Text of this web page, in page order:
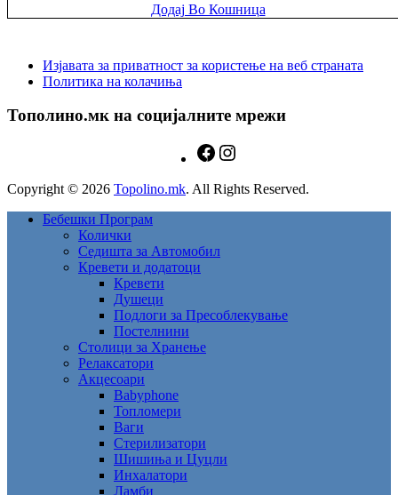
Додај Во Кошница
Изјавата за приватност за користење на веб страната
Политика на колачиња
Тополино.мк на социјалните мрежи
Facebook
Copyright © 2026 Topolino.mk. All Rights Reserved.
Бебешки Програм
Колички
Седишта за Автомобил
Кревети и додатоци
Кревети
Душеци
Подлоги за Пресоблекување
Постелнини
Столици за Хранење
Релаксатори
Акцесоари
Babyphone
Топломери
Ваги
Стерилизатори
Шишиња и Цуцли
Инхалатори
Ламби